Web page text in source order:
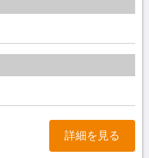
詳細を見る